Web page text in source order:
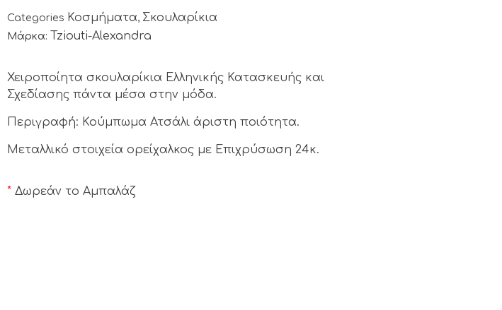
Categories Κοσμήματα, Σκουλαρίκια
Μάρκα: Tziouti-Alexandra
Χειροποίητα σκουλαρίκια Ελληνικής Κατασκευής και
Σχεδίασης πάντα μέσα στην μόδα.
Περιγραφή: Κούμπωμα Ατσάλι άριστη ποιότητα.
Μεταλλικό στοιχεία ορείχαλκος με Επιχρύσωση 24κ.
* Δωρεάν το Αμπαλάζ